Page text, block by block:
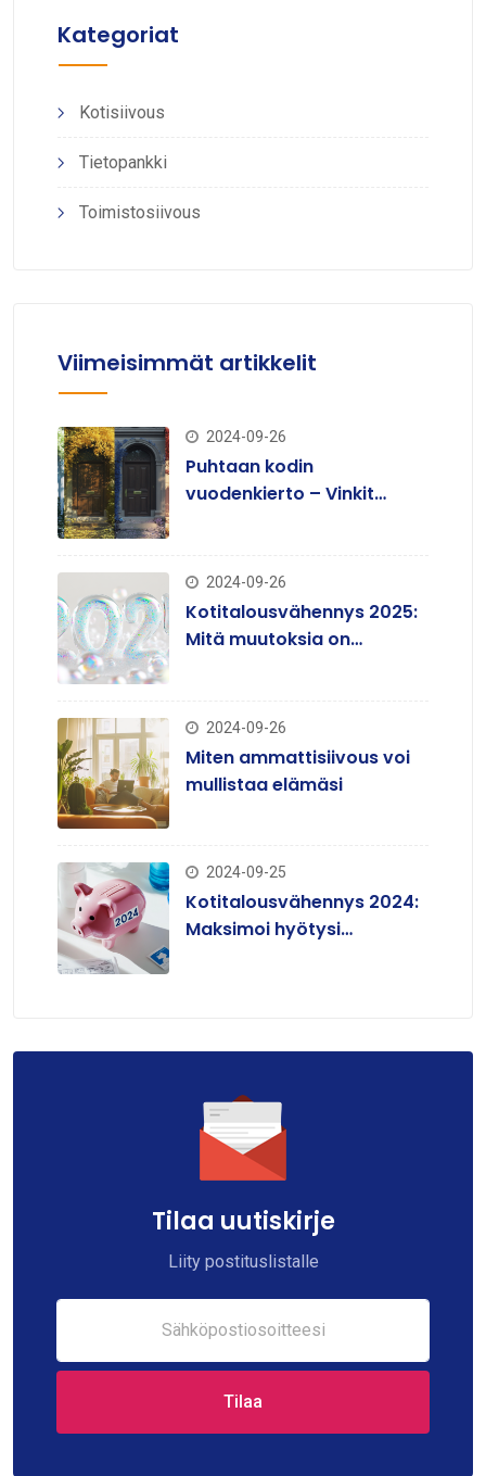
Kategoriat
Kotisiivous
Tietopankki
Toimistosiivous
Viimeisimmät artikkelit
2024-09-26
Puhtaan kodin
vuodenkierto – Vinkit
2024-09-26
Kotitalousvähennys 2025:
Mitä muutoksia on
2024-09-26
Miten ammattisiivous voi
mullistaa elämäsi
2024-09-25
Kotitalousvähennys 2024:
Maksimoi hyötysi
Tilaa uutiskirje
Liity postituslistalle